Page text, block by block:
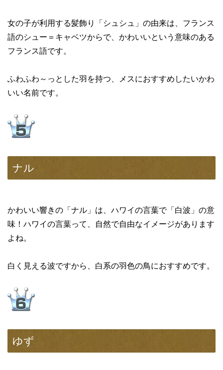
女の子が利用する髪飾り「シュシュ」の由来は、フランス
語のシュー＝キャベツからで、かわいいという意味のある
フランス語です。
ふわふわ～っとした羽を持つ、メスにおすすめしたいかわ
いい名前です。
ナル
かわいい響きの「ナル」は、ハワイの言葉で「白波」の意
味！ハワイの言葉って、自然で自由なイメージがあります
よね。
白く見える波ですから、白系の羽色の鳥におすすめです。
ゆず